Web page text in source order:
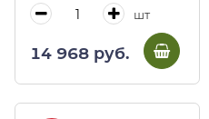
шт
14 968 руб.